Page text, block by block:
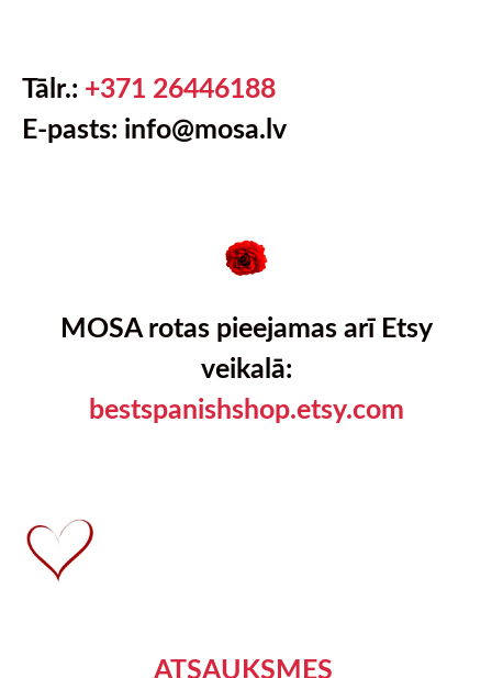
Tālr.: +371 26446188
E-pasts: info@mosa.lv
MOSA rotas pieejamas arī Etsy
veikalā:
bestspanishshop.etsy.com
ATSAUKSMES